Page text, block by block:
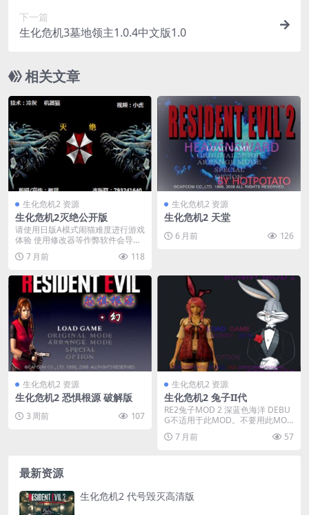
下一篇
生化危机3墓地领主1.0.4中文版1.0
相关文章
生化危机2 资源
生化危机2灭绝公开版
请使用日版A模式闹猫难度进行游戏
体验 使用修改器等作弊软件会导致
游戏崩溃，请慎重...
7 月前 118
生化危机2 资源
生化危机2 天堂
6 月前 126
生化危机2 资源
生化危机2 恐惧根源 破解版
3 周前 107
生化危机2 资源
生化危机2 兔子II代
RE2兔子MOD 2 深蓝色海洋 DEBU
G不适用于此MOD。不要用此MOD
替换...
7 月前 57
最新资源
生化危机2 代号毁灭高清版